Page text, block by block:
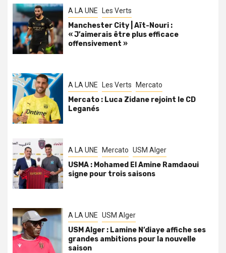
A LA UNE Les Verts
Manchester City | Aït-Nouri :
« J’aimerais être plus efficace
offensivement »
A LA UNE Les Verts Mercato
Mercato : Luca Zidane rejoint le CD
Leganés
A LA UNE Mercato USM Alger
USMA : Mohamed El Amine Ramdaoui
signe pour trois saisons
A LA UNE USM Alger
USM Alger : Lamine N’diaye affiche ses
grandes ambitions pour la nouvelle
saison